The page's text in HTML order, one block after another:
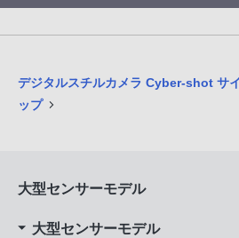
デジタルスチルカメラ Cyber-shot サ
ップ
大型センサーモデル
大型センサーモデル